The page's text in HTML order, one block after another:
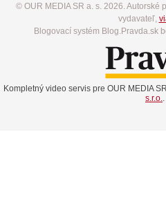
© OUR MEDIA SR a. s. 2026. Autorské
vydavateľ,
Blogovací systém Blog.Pravda.sk
Kompletný video servis pre OUR MEDIA
s.r.o.